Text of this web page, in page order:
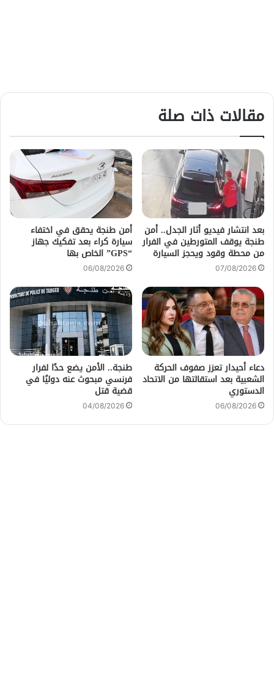
مقالات ذات صلة
بعد انتشار فيديو أثار الجدل.. أمن
طنجة يوقف المتورطين في الفرار
من محطة وقود ويحجز السيارة
07/08/2026
أمن طنجة يحقق في اختفاء
سيارة كراء بعد تفكيك جهاز
“GPS” الخاص بها
06/08/2026
دعاء أحيدار تعزز صفوف الحركة
الشعبية بعد استقالتها من الاتحاد
الدستوري
06/08/2026
طنجة.. الأمن يضع حدًا لفرار
فرنسي مبحوث عنه دوليًا في
قضية قتل
04/08/2026